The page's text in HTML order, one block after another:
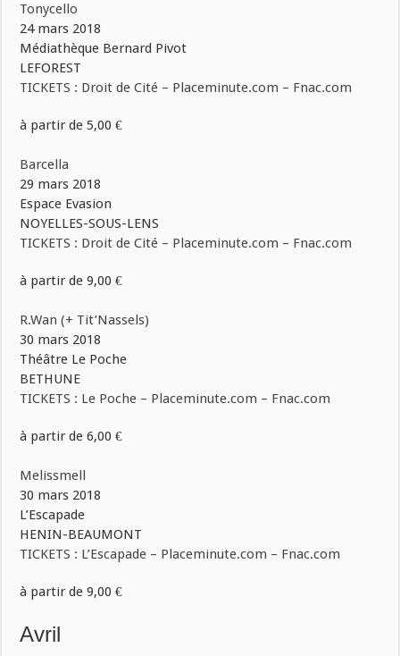
Tonycello
24 mars 2018
Médiathèque Bernard Pivot
LEFOREST
TICKETS : Droit de Cité – Placeminute.com – Fnac.com
à partir de 5,00 €
Barcella
29 mars 2018
Espace Evasion
NOYELLES-SOUS-LENS
TICKETS : Droit de Cité – Placeminute.com – Fnac.com
à partir de 9,00 €
R.Wan (+ Tit’Nassels)
30 mars 2018
Théâtre Le Poche
BETHUNE
TICKETS : Le Poche – Placeminute.com – Fnac.com
à partir de 6,00 €
Melissmell
30 mars 2018
L’Escapade
HENIN-BEAUMONT
TICKETS : L’Escapade – Placeminute.com – Fnac.com
à partir de 9,00 €
Avril